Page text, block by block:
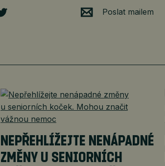
Poslat mailem
NEPŘEHLÍŽEJTE NENÁPADNÉ
ZMĚNY U SENIORNÍCH